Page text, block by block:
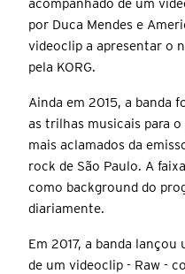
por Duca Mendes e
videoclip a apresentar o
pela KORG.
Ainda em 2015, a banda
as trilhas musicais para
mais aclamados da
rock de São Paulo. A
como background do
diariamente.
Em 2017, a banda
de um videoclip - Raw -